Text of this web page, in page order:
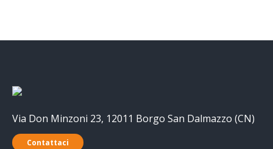
Via Don Minzoni 23, 12011 Borgo San Dalmazzo (CN)
Contattaci